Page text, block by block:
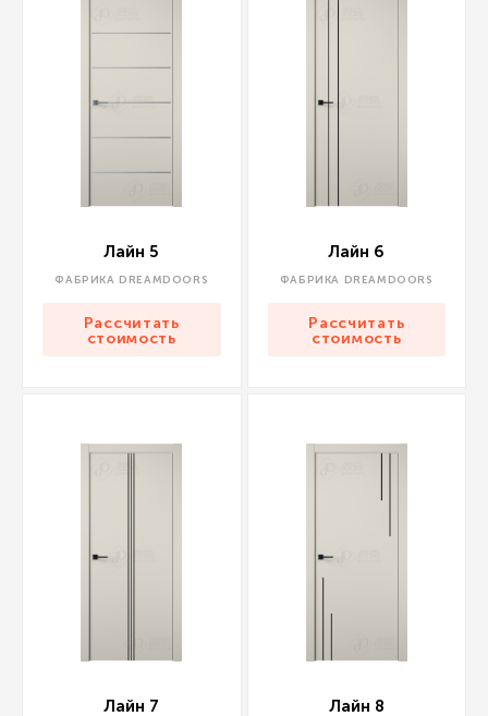
Лайн 5
ФАБРИКА DREAMDOORS
Рассчитать
стоимость
Лайн 6
ФАБРИКА DREAMDOORS
Рассчитать
стоимость
Лайн 7 Лайн 8